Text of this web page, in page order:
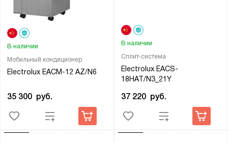
Мобильный кондиционер
Electrolux EACM-12 AZ/N6
В наличии
35 300 руб.
Сплит-система
Electrolux EACS-
18HAT/N3_21Y
В наличии
37 220 руб.